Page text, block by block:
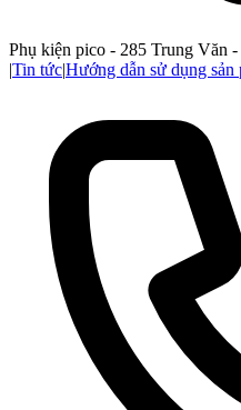
Phụ kiện pico - 285 Trung Văn
|Tin tức|Hướng dẫn sử dụng sản